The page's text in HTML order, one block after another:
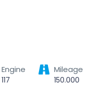
Engine
117
Mileage
150.000